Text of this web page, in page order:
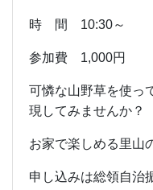
時 間 10:30～
参加費 1,000円
可憐な山野草を使っ
現してみませんか？
お家で楽しめる里山
申し込みは総領自治